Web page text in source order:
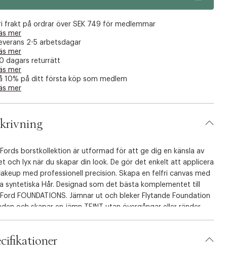
frakt på ordrar över SEK 749 för medlemmar
mer
2-5 arbetsdagar
mer
dagars returrätt
mer
10% på ditt första köp som medlem
mer
Fords borstkollektion är utformad för att ge dig en känsla av
och lyx när du skapar din look. De gör det enkelt att applicera
med professionell precision. Skapa en felfri canvas med
syntetiska Hår. Designad som det bästa komplementet till
Ford FOUNDATIONS. Jämnar ut och bleker Flytande Foundation
och skapar en jämn TEINT utan övergångar eller ränder.
är utformat för att ge dig optimal komfort och balans.